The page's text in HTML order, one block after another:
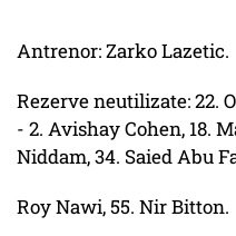
Antrenor: Zarko Lazetic.
Rezerve neutilizate: 22.
- 2. Avishay Cohen, 18.
Niddam, 34. Saied Abu
Roy Nawi, 55. Nir Bitton.